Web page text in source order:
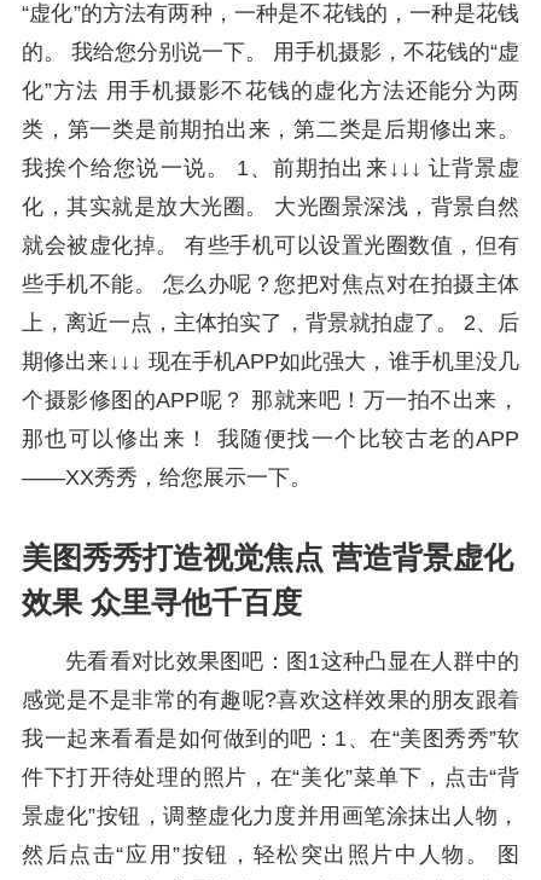
“虚化”的方法有两种，一种是不花钱的，一种是花钱
的。 我给您分别说一下。 用手机摄影，不花钱的“虚
化”方法 用手机摄影不花钱的虚化方法还能分为两
类，第一类是前期拍出来，第二类是后期修出来。
我挨个给您说一说。 1、前期拍出来↓↓↓ 让背景虚
化，其实就是放大光圈。 大光圈景深浅，背景自然
就会被虚化掉。 有些手机可以设置光圈数值，但有
些手机不能。 怎么办呢？您把对焦点对在拍摄主体
上，离近一点，主体拍实了，背景就拍虚了。 2、后
期修出来↓↓↓ 现在手机APP如此强大，谁手机里没几
个摄影修图的APP呢？ 那就来吧！万一拍不出来，
那也可以修出来！ 我随便找一个比较古老的APP
——XX秀秀，给您展示一下。
美图秀秀打造视觉焦点 营造背景虚化
效果 众里寻他千百度
先看看对比效果图吧：图1这种凸显在人群中的
感觉是不是非常的有趣呢?喜欢这样效果的朋友跟着
我一起来看看是如何做到的吧：1、在“美图秀秀”软
件下打开待处理的照片，在“美化”菜单下，点击“背
景虚化”按钮，调整虚化力度并用画笔涂抹出人物，
然后点击“应用”按钮，轻松突出照片中人物。 图